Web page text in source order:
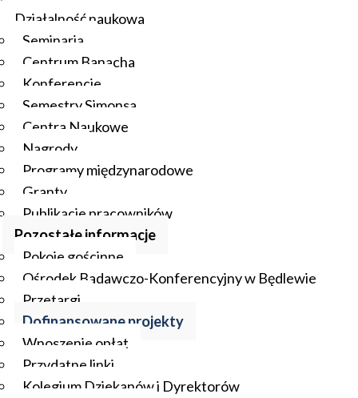
Działalność naukowa
Seminaria
Centrum Banacha
Konferencje
Semestry Simonsa
Centra Naukowe
Nagrody
Programy międzynarodowe
Granty
Publikacje pracowników
Pozostałe informacje
Pokoje gościnne
Ośrodek Badawczo-Konferencyjny w Będlewie
Przetargi
Dofinansowane projekty
Wnoszenie opłat
Przydatne linki
Kolegium Dziekanów i Dyrektorów